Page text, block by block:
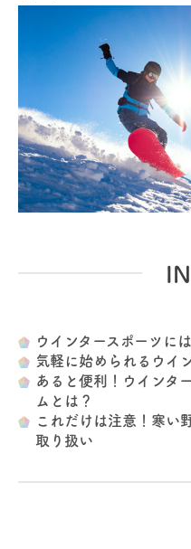
ウインタースポーツに
気軽に始められるウイ
あると便利！ウインタ
ムとは？
これだけは注意！寒い
取り扱い